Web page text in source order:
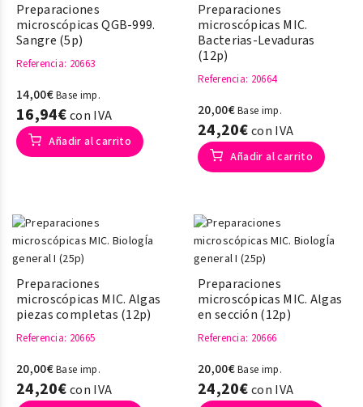
Preparaciones
microscópicas QGB-999.
Sangre (5p)
Referencia: 20663
14,00€Base imp.
16,94€con IVA
Añadir al carrito
Preparaciones
microscópicas MIC.
Bacterias-Levaduras
(12p)
Referencia: 20664
20,00€Base imp.
24,20€con IVA
Añadir al carrito
Preparaciones
microscópicas MIC. Algas
piezas completas (12p)
Referencia: 20665
20,00€Base imp.
24,20€con IVA
Preparaciones
microscópicas MIC. Algas
en sección (12p)
Referencia: 20666
20,00€Base imp.
24,20€con IVA